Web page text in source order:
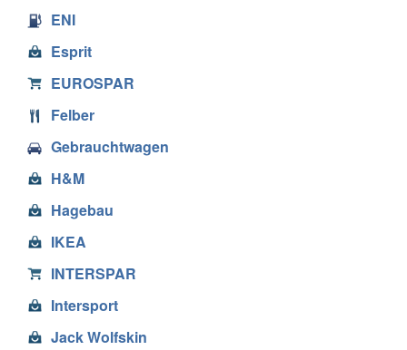
ENI
Esprit
EUROSPAR
Felber
Gebrauchtwagen
H&M
Hagebau
IKEA
INTERSPAR
Intersport
Jack Wolfskin